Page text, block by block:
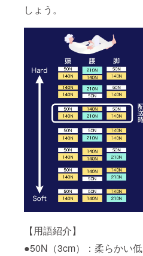
しょう。
【用語紹介】
●50N（3cm）：柔らかい低